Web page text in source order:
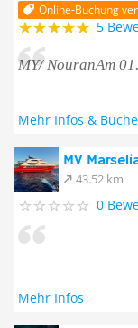
Online-Buchung
5
MY/ NouranAm
Mehr Infos &
MV
43.52 km
0
Mehr Infos